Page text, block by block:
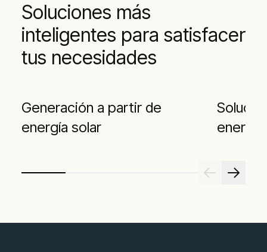
Soluciones más
inteligentes para satisfacer
tus necesidades
Generación a partir de
energía solar
energía